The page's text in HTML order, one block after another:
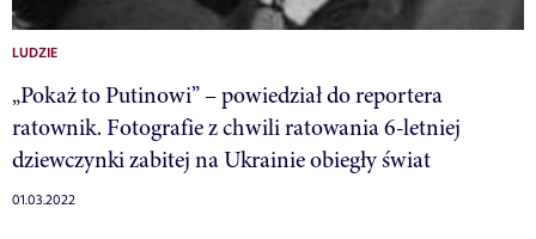
LUDZIE
„Pokaż to Putinowi” – powiedział do reportera
ratownik. Fotografie z chwili ratowania 6-letniej
dziewczynki zabitej na Ukrainie obiegły świat
01.03.2022